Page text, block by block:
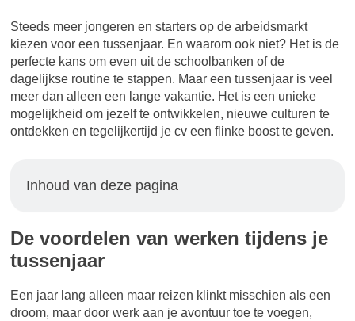
Steeds meer jongeren en starters op de arbeidsmarkt
kiezen voor een tussenjaar. En waarom ook niet? Het is de
perfecte kans om even uit de schoolbanken of de
dagelijkse routine te stappen. Maar een tussenjaar is veel
meer dan alleen een lange vakantie. Het is een unieke
mogelijkheid om jezelf te ontwikkelen, nieuwe culturen te
ontdekken en tegelijkertijd je cv een flinke boost te geven.
Inhoud van deze pagina
De voordelen van werken tijdens je
tussenjaar
Een jaar lang alleen maar reizen klinkt misschien als een
droom, maar door werk aan je avontuur toe te voegen,